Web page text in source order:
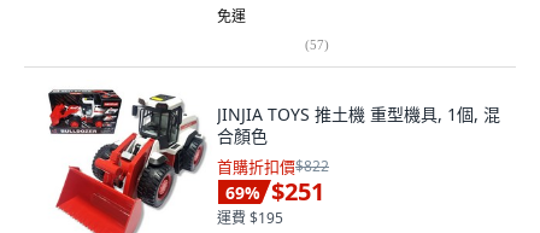
免運
(57)
JINJIA TOYS 推土機 重型機具, 1個, 混
合顏色
首購折扣價$822
69% $251
運費 $195